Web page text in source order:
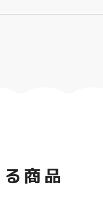
商品